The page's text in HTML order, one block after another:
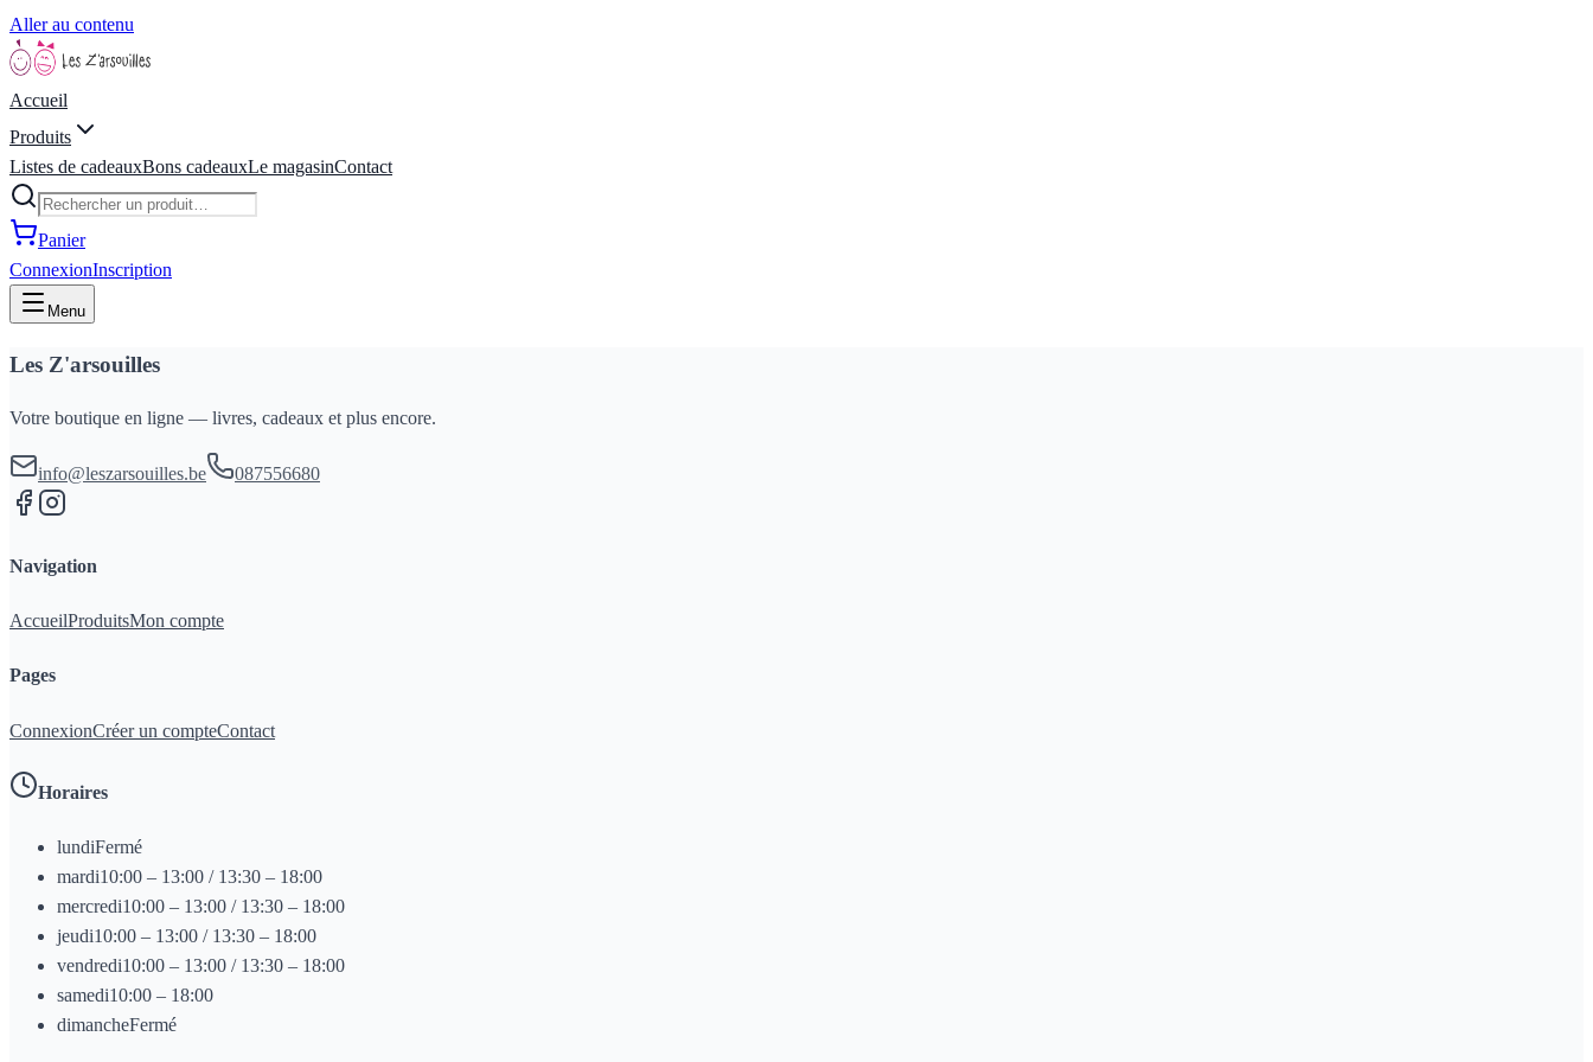
Aller au contenu
Accueil
Produits
Listes de cadeauxBons cadeauxLe magasinContact
Panier
ConnexionInscription
Menu
Les Z'arsouilles
Votre boutique en ligne — livres, cadeaux et plus encore.
info@leszarsouilles.be 087556680
Navigation
AccueilProduitsMon compte
Pages
ConnexionCréer un compteContact
Horaires
lundiFermé
mardi10:00 – 13:00 / 13:30 – 18:00
mercredi10:00 – 13:00 / 13:30 – 18:00
jeudi10:00 – 13:00 / 13:30 – 18:00
vendredi10:00 – 13:00 / 13:30 – 18:00
samedi10:00 – 18:00
dimancheFermé